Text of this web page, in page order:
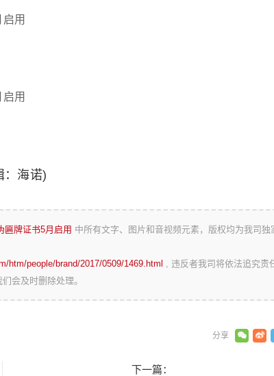
：海诺)
匾牌证书5月启用 中所有文字、图片和音视频元素，版权均为我司独
htm/people/brand/2017/0509/1469.html
, 违反者我司将依法追究责
会及时删除处理。
下一篇：